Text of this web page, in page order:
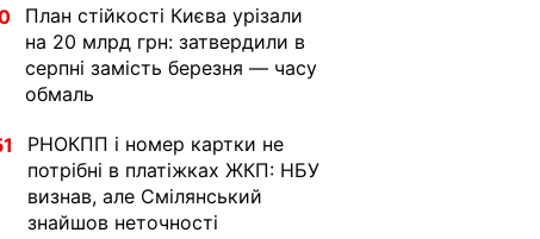
План стійкості Києва урізали
на 20 млрд грн: затвердили в
серпні замість березня — часу
обмаль
РНОКПП і номер картки не
потрібні в платіжках ЖКП: НБУ
визнав, але Смілянський
знайшов неточності